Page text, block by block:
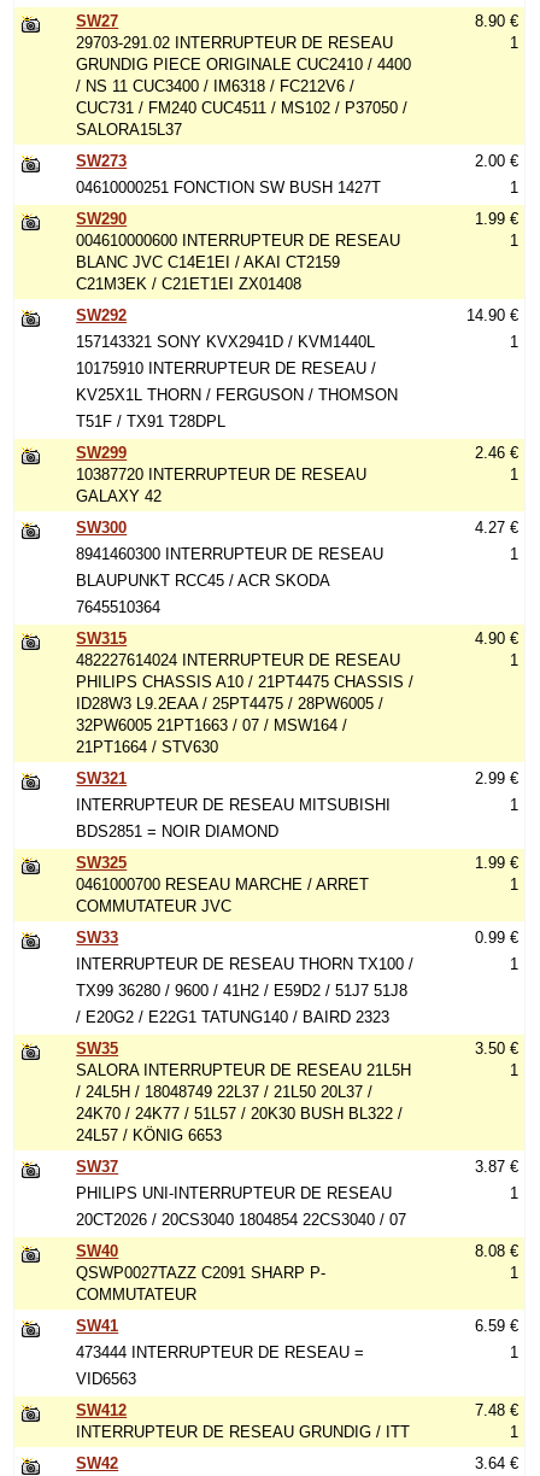
SW27
29703-291.02 INTERRUPTEUR DE RESEAU
GRUNDIG PIECE ORIGINALE CUC2410 / 4400
/ NS 11 CUC3400 / IM6318 / FC212V6 /
CUC731 / FM240 CUC4511 / MS102 / P37050 /
SALORA15L37
8.90 €
1
SW273
04610000251 FONCTION SW BUSH 1427T
2.00 €
1
SW290
004610000600 INTERRUPTEUR DE RESEAU
BLANC JVC C14E1EI / AKAI CT2159
C21M3EK / C21ET1EI ZX01408
1.99 €
1
SW292
157143321 SONY KVX2941D / KVM1440L
10175910 INTERRUPTEUR DE RESEAU /
KV25X1L THORN / FERGUSON / THOMSON
T51F / TX91 T28DPL
14.90 €
1
SW299
10387720 INTERRUPTEUR DE RESEAU
GALAXY 42
2.46 €
1
SW300
8941460300 INTERRUPTEUR DE RESEAU
BLAUPUNKT RCC45 / ACR SKODA
7645510364
4.27 €
1
SW315
482227614024 INTERRUPTEUR DE RESEAU
PHILIPS CHASSIS A10 / 21PT4475 CHASSIS /
ID28W3 L9.2EAA / 25PT4475 / 28PW6005 /
32PW6005 21PT1663 / 07 / MSW164 /
21PT1664 / STV630
4.90 €
1
SW321
INTERRUPTEUR DE RESEAU MITSUBISHI
BDS2851 = NOIR DIAMOND
2.99 €
1
SW325
0461000700 RESEAU MARCHE / ARRET
COMMUTATEUR JVC
1.99 €
1
SW33
INTERRUPTEUR DE RESEAU THORN TX100 /
TX99 36280 / 9600 / 41H2 / E59D2 / 51J7 51J8
/ E20G2 / E22G1 TATUNG140 / BAIRD 2323
0.99 €
1
SW35
SALORA INTERRUPTEUR DE RESEAU 21L5H
/ 24L5H / 18048749 22L37 / 21L50 20L37 /
24K70 / 24K77 / 51L57 / 20K30 BUSH BL322 /
24L57 / KÖNIG 6653
3.50 €
1
SW37
PHILIPS UNI-INTERRUPTEUR DE RESEAU
20CT2026 / 20CS3040 1804854 22CS3040 / 07
3.87 €
1
SW40
QSWP0027TAZZ C2091 SHARP P-
COMMUTATEUR
8.08 €
1
SW41
473444 INTERRUPTEUR DE RESEAU =
VID6563
6.59 €
1
SW412
INTERRUPTEUR DE RESEAU GRUNDIG / ITT
7.48 €
1
SW42
3.64 €